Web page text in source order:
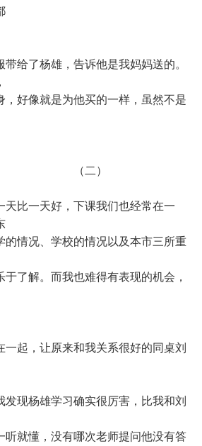
了杨雄，告诉他是我妈妈送的。
，好像就是为他买的一样，虽然不是
）
比一天好，下课我们也经常在一
的情况、学校的情况以及本市三所重
了解。而我也难得有表现的机会，
起，让原来和我关系很好的同桌刘
现杨雄学习确实很厉害，比我和刘
听就懂，没有哪次老师提问他没有答